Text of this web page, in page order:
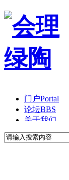
门户Portal
论坛BBS
关于我们